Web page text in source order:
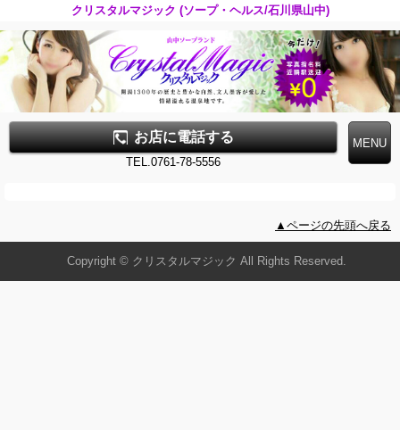
クリスタルマジック (ソープ・ヘルス/石川県山中)
お店に電話する
TEL.0761-78-5556
▲ページの先頭へ戻る
Copyright © クリスタルマジック All Rights Reserved.